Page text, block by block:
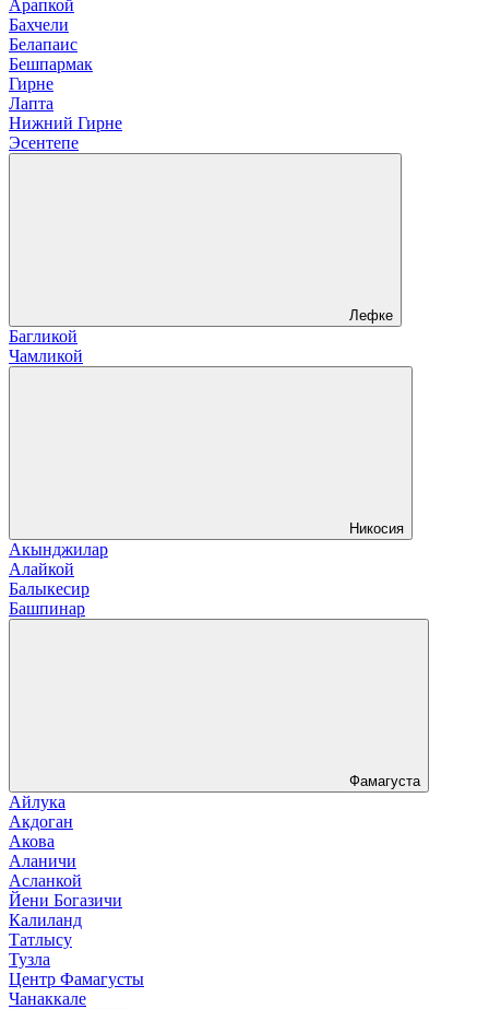
Арапкой
Бахчели
Белапаис
Бешпармак
Гирне
Лапта
Нижний Гирне
Эсентепе
Лефке
Багликой
Чамликой
Никосия
Акынджилар
Алайкой
Балыкесир
Башпинар
Фамагуста
Айлука
Акдоган
Акова
Аланичи
Асланкой
Йени Богазичи
Калиланд
Татлысу
Тузла
Центр Фамагусты
Чанаккале